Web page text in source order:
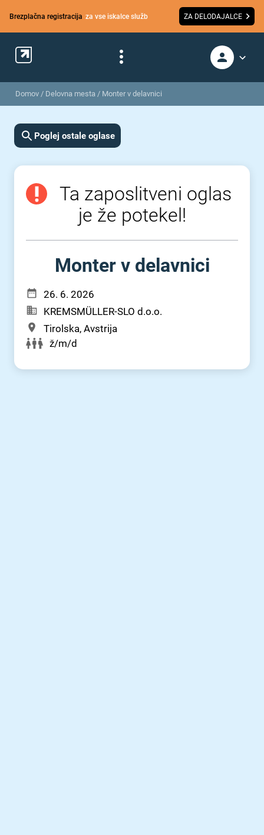
Brezplačna registracija za vse iskalce služb ZA DELODAJALCE
Domov / Delovna mesta / Monter v delavnici
Poglej ostale oglase
Ta zaposlitveni oglas
je že potekel!
Monter v delavnici
26. 6. 2026
KREMSMÜLLER-SLO d.o.o.
Tirolska, Avstrija
ž/m/d